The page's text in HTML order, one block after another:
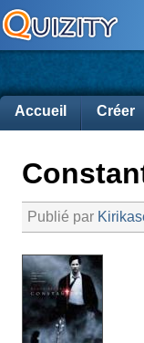
Accueil Créer
Publié par